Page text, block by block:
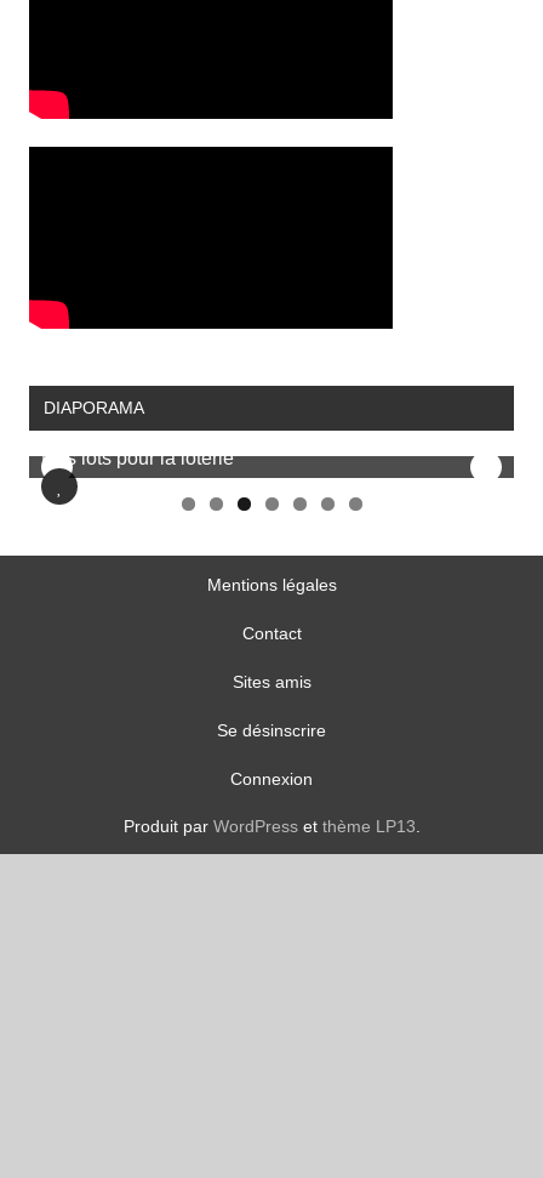
DIAPORAMA
Mentions légales
Contact
Sites amis
Se désinscrire
Connexion
Produit par WordPresset thème LP13.